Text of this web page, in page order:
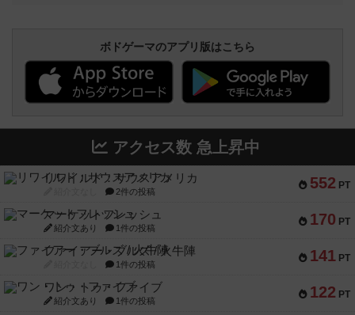
ボドゲーマのアプリ版はこちら
アクセス数 急上昇中
552 PT
リワイルド：サウスアメリカ
2件の投稿
170 PT
マーケットフレッシュ
紹介文あり 1件の投稿
141 PT
ファイアー・ブルズ / 火牛陣
1件の投稿
122 PT
ワン・トゥ・ファイブ
紹介文あり 1件の投稿